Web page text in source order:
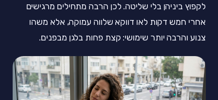
לקפוץ ביניהן בלי שליטה. לכן הרבה מתחילים מרגישים
אחרי חמש דקות לאו דווקא שלווה עמוקה, אלא משהו
צנוע והרבה יותר שימושי: קצת פחות בלגן מבפנים.